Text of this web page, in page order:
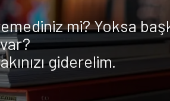
mi? Yoksa
giderelim.